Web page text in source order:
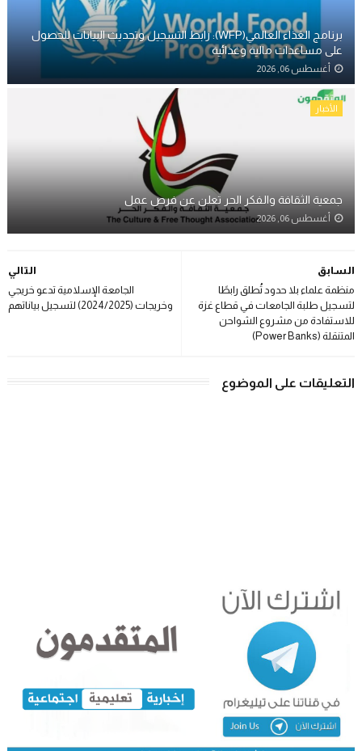
برنامج الغذاء العالمي(WFP): رابط التسجيل وتحديث البيانات للحصول
على مساعدات مالية وغذائية
أغسطس 06, 2026
الأخبار
جمعية الثقافة والفكر الحر تعلن عن فرص عمل
أغسطس 06, 2026
التالي
الجامعة الإسلامية تدعو خريجي
وخريجات (2024/2025) لتسجيل بياناتهم
السابق
منظمة علماء بلا حدود تُطلق رابطًا
لتسجيل طلبة الجامعات في قطاع غزة
للاستفادة من مشروع الشواحن
المتنقلة (Power Banks)
التعليقات على الموضوع